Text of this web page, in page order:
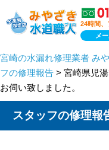
24時間、
メ
宮崎の水漏れ修理業者 み
フの修理報告 > 宮崎県児
お伺い致しました。
スタッフの修理報